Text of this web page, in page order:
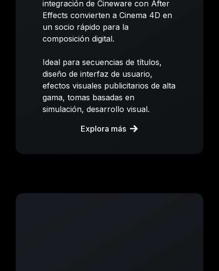
integración de Cineware con After
Effects convierten a Cinema 4D en
un socio rápido para la
composición digital.
Ideal para secuencias de títulos,
diseño de interfaz de usuario,
efectos visuales publicitarios de alta
gama, tomas basadas en
simulación, desarrollo visual.
Explora más